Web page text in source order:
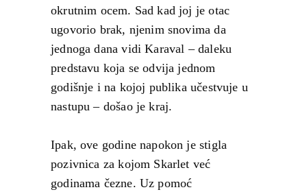
okrutnim ocem. Sad kad joj je otac
ugovorio brak, njenim snovima da
jednoga dana vidi Karaval – daleku
predstavu koja se odvija jednom
godišnje i na kojoj publika učestvuje u
nastupu – došao je kraj.
Ipak, ove godine napokon je stigla
pozivnica za kojom Skarlet već
godinama čezne. Uz pomoć